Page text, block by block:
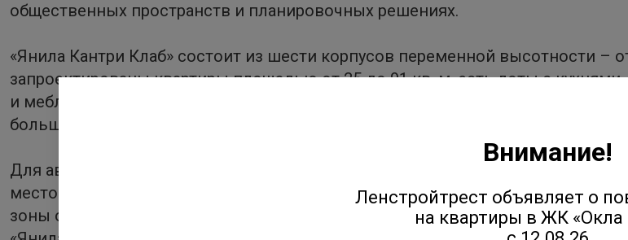
общественных пространств и планировочных решениях.
«Янила Кантри Клаб» состоит из шести корпусов переменной высотности –
запроектированы квартиры площадью от 25 до 91 кв. м, есть лоты с
и меблированными террасами, кладовыми, гардеробными, двумя санузлами,
большинства квартир будут выходить на зеленые массивы и парковую зону
Для автовладельцев предусмотрен полузаглубленный паркинг с
местом для отдыха, общения и активного досуга. Ландшафтный дизайн,
зоны отдыха для взрослых, а также коворкинг, оборудованный всем
Внимание!
Ленстройтрест объявляет о
на квартиры в ЖК